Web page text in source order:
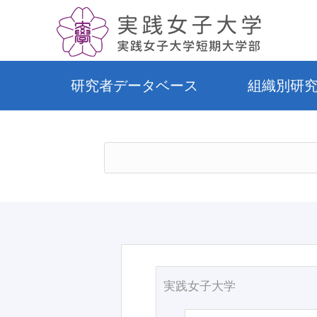
研究者データベース 組織別研
実践女子大学